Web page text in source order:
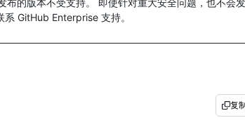
布的版本不受支持。 即使针对重大安全问题，也不会
系 GitHub Enterprise 支持。
复